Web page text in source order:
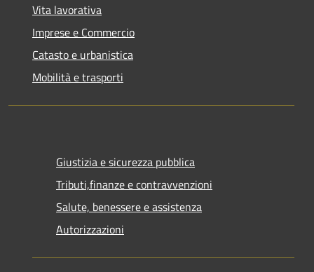
Vita lavorativa
Imprese e Commercio
Catasto e urbanistica
Mobilità e trasporti
Giustizia e sicurezza pubblica
Tributi,finanze e contravvenzioni
Salute, benessere e assistenza
Autorizzazioni